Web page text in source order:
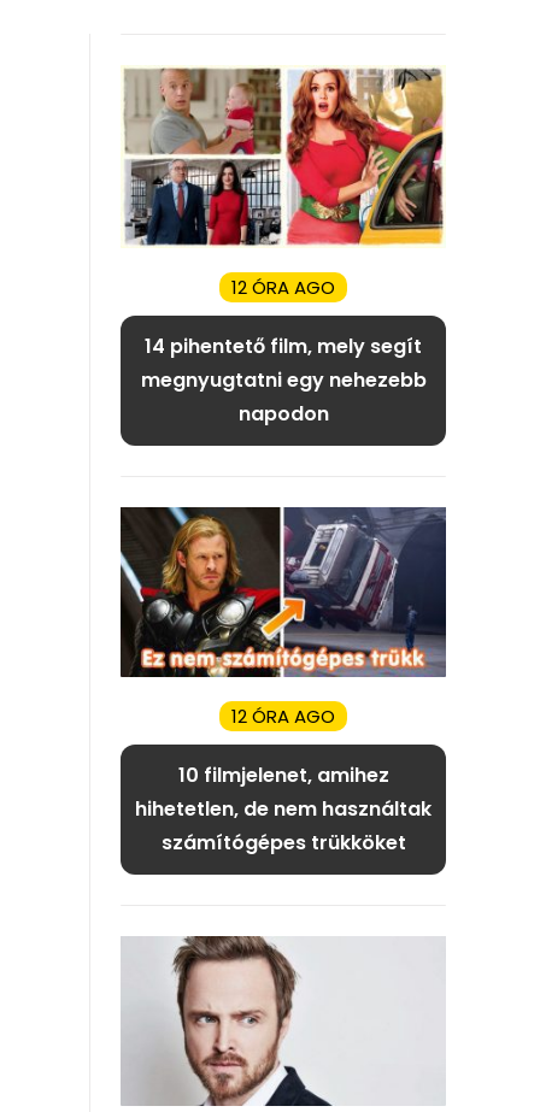
12 ÓRA AGO
14 pihentető film, mely segít
megnyugtatni egy nehezebb
napodon
12 ÓRA AGO
10 filmjelenet, amihez
hihetetlen, de nem használtak
számítógépes trükköket